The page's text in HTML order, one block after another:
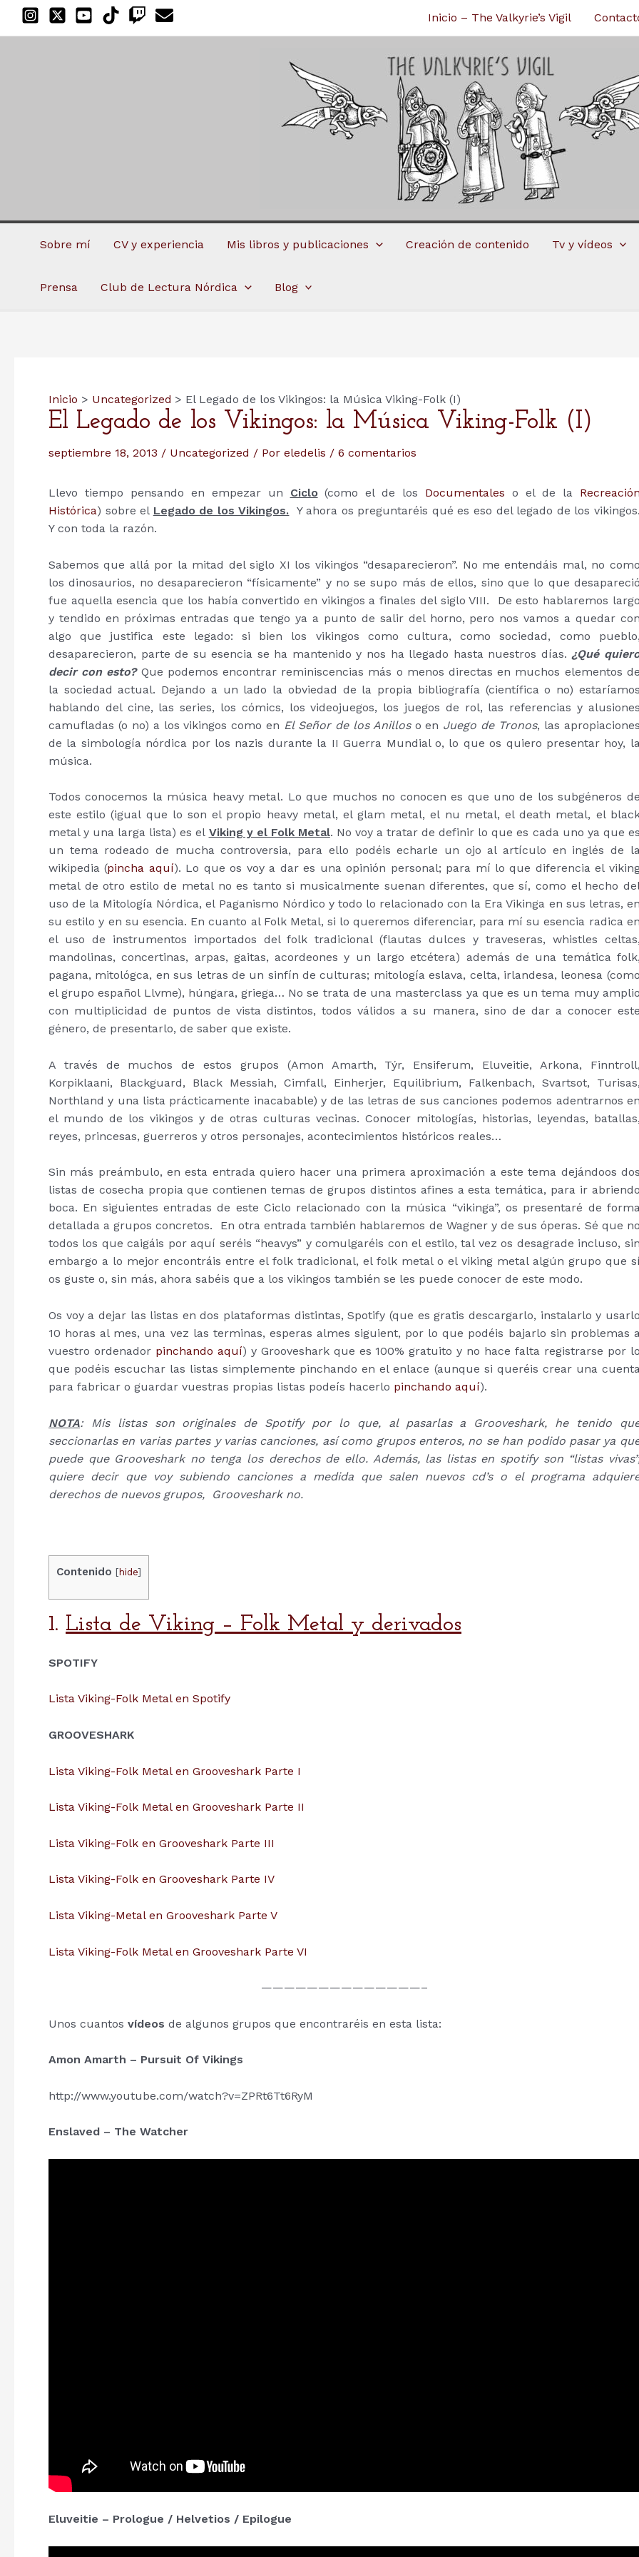
Inicio – The Valkyrie’s Vigil
Sobre mí CV y experiencia Mis libros y publicaciones Creación de contenido Tv y vídeos
Prensa Club de Lectura Nórdica Blog
Inicio Uncategorized El Legado de los Vikingos: la Música Viking-Folk (I)
El Legado de los Vikingos: la Música Viking-Folk (I)
septiembre 18, 2013 / Uncategorized / Por eledelis / 6 comentarios
Llevo tiempo pensando en empezar un Ciclo(como el de los Documentales o el de la Recreación
Histórica) sobre el Legado de los Vikingos. Y ahora os preguntaréis qué es eso del legado de los vikingos.
Y con toda la razón.
Sabemos que allá por la mitad del siglo XI los vikingos “desaparecieron”. No me entendáis mal, no como
los dinosaurios, no desaparecieron “físicamente” y no se supo más de ellos, sino que lo que desapareció
fue aquella esencia que los había convertido en vikingos a finales del siglo VIII. De esto hablaremos largo
y tendido en próximas entradas que tengo ya a punto de salir del horno, pero nos vamos a quedar con
algo que justifica este legado: si bien los vikingos como cultura, como sociedad, como pueblo,
desaparecieron, parte de su esencia se ha mantenido y nos ha llegado hasta nuestros días. ¿Qué
decir con esto?Que podemos encontrar reminiscencias más o menos directas en muchos elementos de
la sociedad actual. Dejando a un lado la obviedad de la propia bibliografía (científica o no) estaríamos
hablando del cine, las series, los cómics, los videojuegos, los juegos de rol, las referencias y alusiones
camufladas (o no) a los vikingos como en El Señor de los Anillos o en Juego de Tronos, las apropiaciones
de la simbología nórdica por los nazis durante la II Guerra Mundial o, lo que os quiero presentar hoy, la
música.
Todos conocemos la música heavy metal. Lo que muchos no conocen es que uno de los subgéneros de
este estilo (igual que lo son el propio heavy metal, el glam metal, el nu metal, el death metal, el
metal y una larga lista) es el Viking y el Folk Metal. No voy a tratar de definir lo que es cada uno ya que es
un tema rodeado de mucha controversia, para ello podéis echarle un ojo al artículo en inglés de
wikipedia (pincha aquí). Lo que os voy a dar es una opinión personal; para mí lo que diferencia el
metal de otro estilo de metal no es tanto si musicalmente suenan diferentes, que sí, como el hecho
uso de la Mitología Nórdica, el Paganismo Nórdico y todo lo relacionado con la Era Vikinga en sus letras, en
su estilo y en su esencia. En cuanto al Folk Metal, si lo queremos diferenciar, para mí su esencia radica en
el uso de instrumentos importados del folk tradicional (flautas dulces y traveseras, whistles celtas,
mandolinas, concertinas, arpas, gaitas, acordeones y un largo etcétera) además de una temática folk,
pagana, mitológca, en sus letras de un sinfín de culturas; mitología eslava, celta, irlandesa, leonesa (como
el grupo español Llvme), húngara, griega… No se trata de una masterclass ya que es un tema muy amplio
con multiplicidad de puntos de vista distintos, todos válidos a su manera, sino de dar a conocer este
género, de presentarlo, de saber que existe.
A través de muchos de estos grupos (Amon Amarth, Týr, Ensiferum, Eluveitie, Arkona, Finntroll,
Korpiklaani, Blackguard, Black Messiah, Cimfall, Einherjer, Equilibrium, Falkenbach, Svartsot, Turisas,
Northland y una lista prácticamente inacabable) y de las letras de sus canciones podemos adentrarnos en
el mundo de los vikingos y de otras culturas vecinas. Conocer mitologías, historias, leyendas, batallas,
reyes, princesas, guerreros y otros personajes, acontecimientos históricos reales…
Sin más preámbulo, en esta entrada quiero hacer una primera aproximación a este tema dejándoos dos
listas de cosecha propia que contienen temas de grupos distintos afines a esta temática, para ir abriendo
boca. En siguientes entradas de este Ciclo relacionado con la música “vikinga”, os presentaré de
detallada a grupos concretos. En otra entrada también hablaremos de Wagner y de sus óperas. Sé que no
todos los que caigáis por aquí seréis “heavys” y comulgaréis con el estilo, tal vez os desagrade incluso, sin
embargo a lo mejor encontráis entre el folk tradicional, el folk metal o el viking metal algún grupo que sí
os guste o, sin más, ahora sabéis que a los vikingos también se les puede conocer de este modo.
Os voy a dejar las listas en dos plataformas distintas, Spotify (que es gratis descargarlo, instalarlo y usarlo
10 horas al mes, una vez las terminas, esperas almes siguient, por lo que podéis bajarlo sin problemas
vuestro ordenador pinchando aquí) y Grooveshark que es 100% gratuito y no hace falta registrarse por lo
que podéis escuchar las listas simplemente pinchando en el enlace (aunque si queréis crear una
para fabricar o guardar vuestras propias listas podeís hacerlo pinchando aquí).
NOTA: Mis listas son originales de Spotify por lo que, al pasarlas a Grooveshark, he tenido
seccionarlas en varias partes y varias canciones, así como grupos enteros, no se han podido pasar ya
puede que Grooveshark no tenga los derechos de ello.Además, las listas en spotify son “listas
quiere decir que voy subiendo canciones a medida que salen nuevos cd’s o el programa
derechos de nuevos grupos, Grooveshark no.
Contenido [hide]
1. Lista de Viking – Folk Metal y derivados
SPOTIFY
Lista Viking-Folk Metal en Spotify
GROOVESHARK
Lista Viking-Folk Metal en Grooveshark Parte I
Lista Viking-Folk Metal en Grooveshark Parte II
Lista Viking-Folk en Grooveshark Parte III
Lista Viking-Folk en Grooveshark Parte IV
Lista Viking-Metal en Grooveshark Parte V
Lista Viking-Folk Metal en Grooveshark Parte VI
——————————————–
Unos cuantos vídeos de algunos grupos que encontraréis en esta lista:
Amon Amarth – Pursuit Of Vikings
http://www.youtube.com/watch?v=ZPRt6Tt6RyM
Enslaved – The Watcher
Eluveitie – Prologue / Helvetios / Epilogue